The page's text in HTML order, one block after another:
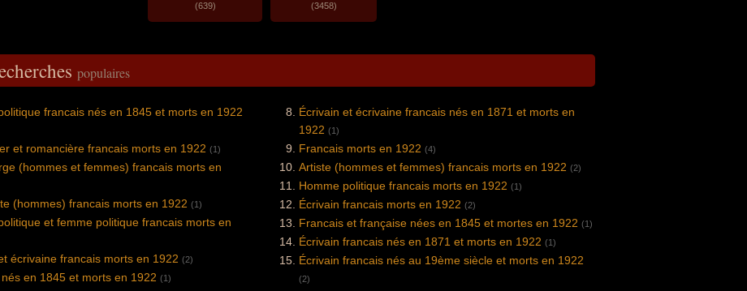
(639) (3458)
populaires
francais nés en 1845 et morts en 1922
et romancière francais morts en 1922 (1)
(hommes et femmes) francais morts en
(hommes) francais morts en 1922 (1)
et femme politique francais morts en
écrivaine francais morts en 1922 (2)
en 1845 et morts en 1922 (1)
Écrivain et écrivaine francais nés en 1871 et morts en
1922 (1)
Francais morts en 1922 (4)
Artiste (hommes et femmes) francais morts en 1922 (2)
Homme politique francais morts en 1922 (1)
Écrivain francais morts en 1922 (2)
Francais et française nées en 1845 et mortes en 1922 (1)
Écrivain francais nés en 1871 et morts en 1922 (1)
Écrivain francais nés au 19ème siècle et morts en 1922
(2)